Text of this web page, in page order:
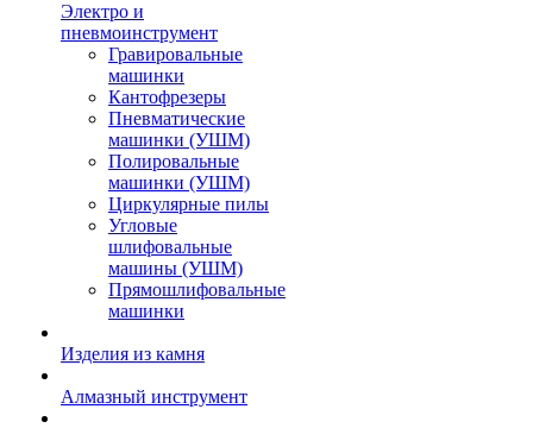
Электро и
пневмоинструмент
Гравировальные
машинки
Кантофрезеры
Пневматические
машинки (УШМ)
Полировальные
машинки (УШМ)
Циркулярные пилы
Угловые
шлифовальные
машины (УШМ)
Прямошлифовальные
машинки
Изделия из камня
Алмазный инструмент